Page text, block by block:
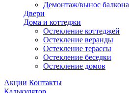
Демонтаж/вынос балкона
Двери
Дома и коттеджи
Остекление коттеджей
Остекление веранды
Остекление терассы
Остекление беседки
Остекление домов
Акции Контакты
Калькулятор